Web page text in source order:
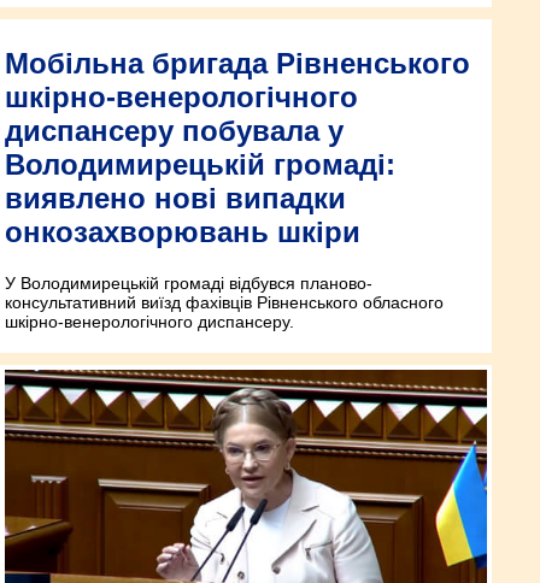
Мобільна бригада Рівненського
шкірно-венерологічного
диспансеру побувала у
Володимирецькій громаді:
виявлено нові випадки
онкозахворювань шкіри
У Володимирецькій громаді відбувся планово-
консультативний виїзд фахівців Рівненського обласного
шкірно-венерологічного диспансеру.